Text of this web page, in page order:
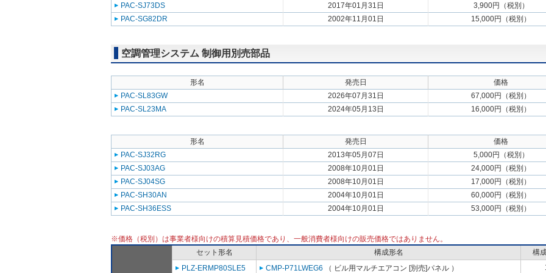
PAC-SJ73DS
2017年01月31日
3,900円（税別）
PAC-SG82DR
2002年11月01日 15,000円（税別）
空調管理システム 制御用別売部品
形名 発売日
価格
PAC-SL83GW
2026年07月31日
67,000円（税別）
PAC-SL23MA
2024年05月13日 16,000円（税別）
形名 発売日
価格
PAC-SJ32RG
2013年05月07日
5,000円（税別）
PAC-SJ03AG
2008年10月01日
24,000円（税別）
PAC-SJ04SG
2008年10月01日
17,000円（税別）
PAC-SH30AN
2004年10月01日
60,000円（税別）
PAC-SH36ESS
2004年10月01日 53,000円（税別）
※価格（税別）は事業者様向けの積算見積価格であり、一般消費者様向けの販売価格ではありません。
セット形名
構成形名
構
PLZ-ERMP80SLE5
CMP-P71LWEG6 （ ビル用マルチエアコン [別売]パネル ）